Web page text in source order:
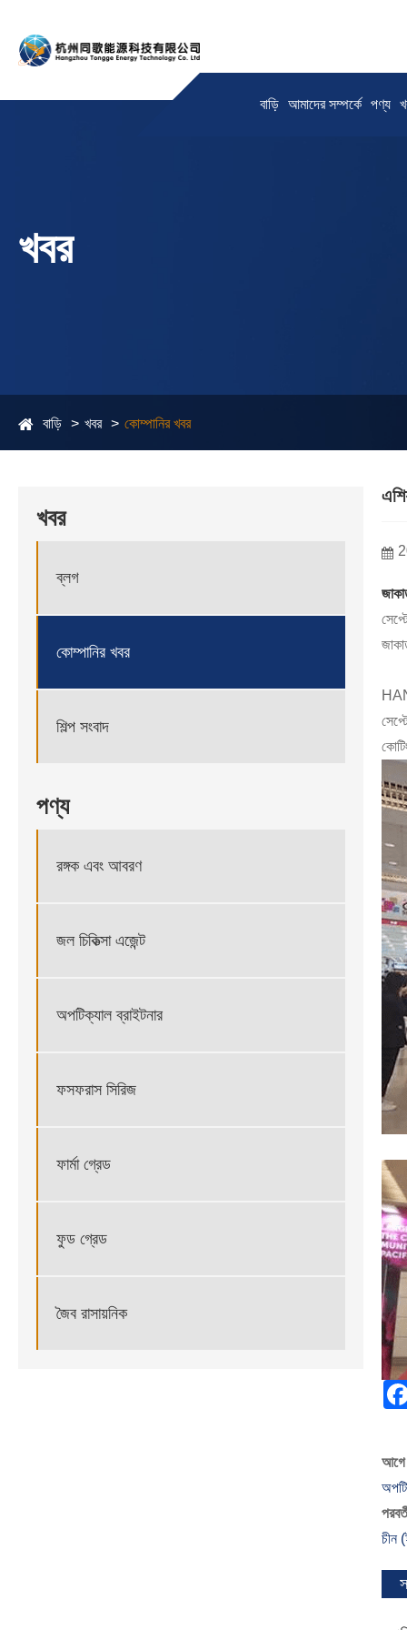
বাড়ি আমাদের সম্পর্কে পণ্য
খবর
বাড়ি খবর কোম্পানির খবর
খবর
ব্লগ
কোম্পানির খবর
শিল্প সংবাদ
পণ্য
রঙ্গক এবং আবরণ
জল চিকিত্সা এজেন্ট
অপটিক্যাল ব্রাইটনার
ফসফরাস সিরিজ
ফার্মা গ্রেড
ফুড গ্রেড
জৈব রাসায়নিক
চীন